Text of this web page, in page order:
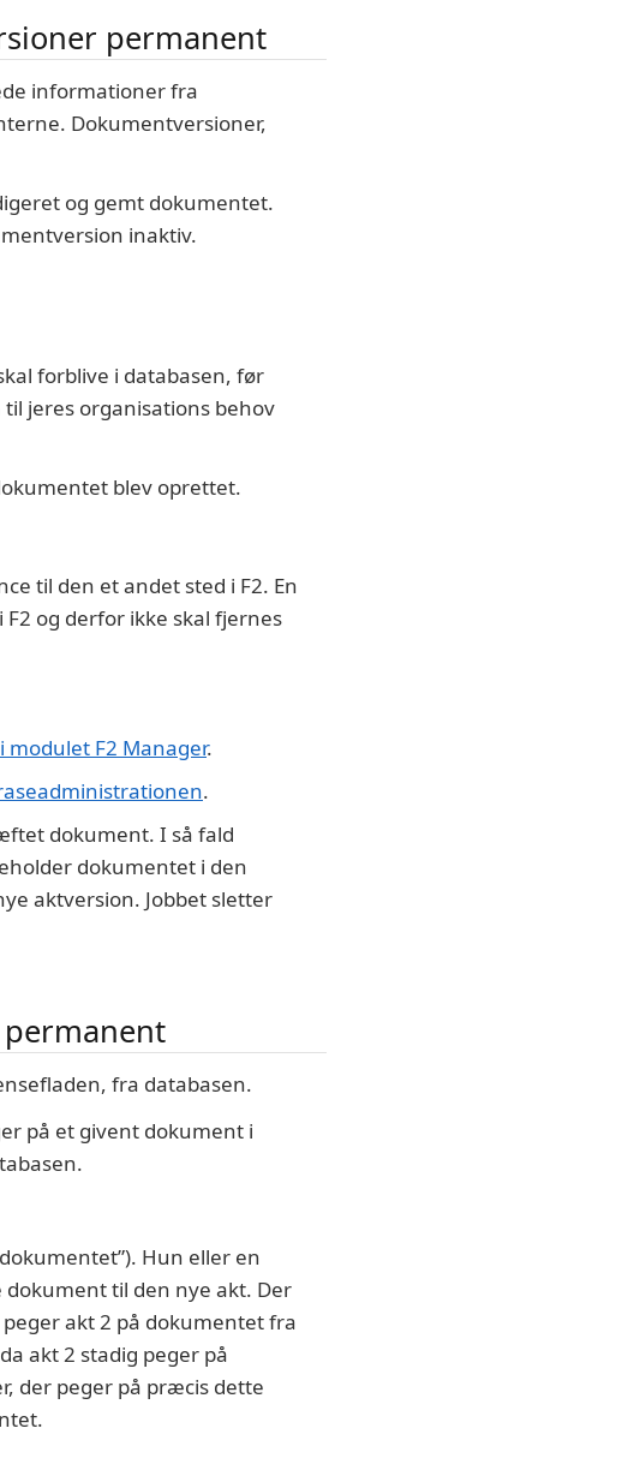
permanent
informationer fra
Dokumentversioner,
og gemt dokumentet.
inaktiv.
forblive i databasen, før
jeres organisations behov
blev oprettet.
til den et andet sted i F2. En
og derfor ikke skal fjernes
F2 Manager.
.
dokument. I så fald
dokumentet i den
aktversion. Jobbet sletter
fra databasen.
på et givent dokument i
Hun eller en
til den nye akt. Der
akt 2 på dokumentet fra
akt 2 stadig peger på
der peger på præcis dette